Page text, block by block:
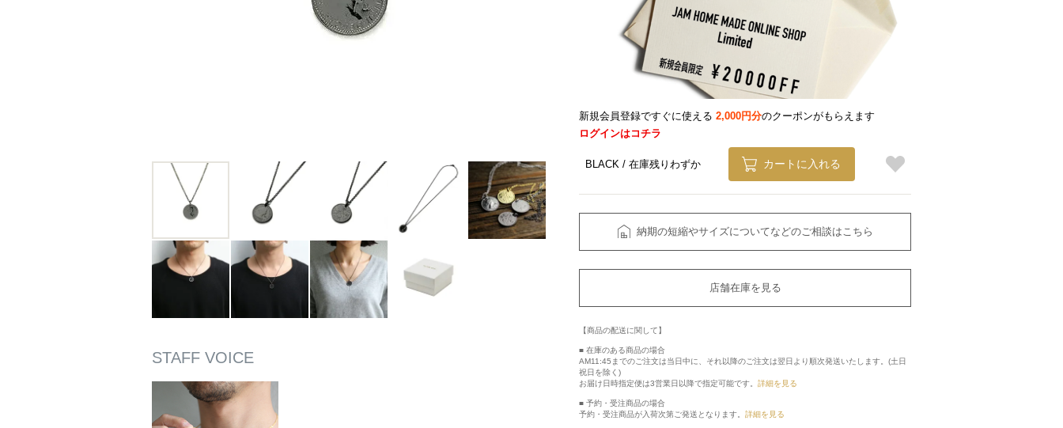
新規会員登録ですぐに使える 2,000円分のクーポンがもらえます
ログインはコチラ
BLACK 在庫残りわずか カートに入れる
納期の短縮やサイズについてなどのご相談はこちら
店舗在庫を見る
【商品の配送に関して】
■ 在庫のある商品の場合
AM11:45までのご注文は当日中に、それ以降のご注文は翌日より順次発送いたします。(土日
祝日を除く)
お届け日時指定便は3営業日以降で指定可能です。 詳細を見る
■ 予約・受注商品の場合
予約・受注商品が入荷次第ご発送となります。 詳細を見る